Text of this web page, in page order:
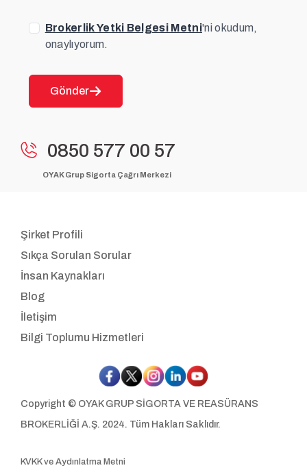
Brokerlik Yetki Belgesi Metni'ni okudum,
onaylıyorum.
Gönder
0850 577 00 57
OYAK Grup Sigorta Çağrı Merkezi
Şirket Profili
Sıkça Sorulan Sorular
İnsan Kaynakları
Blog
İletişim
Bilgi Toplumu Hizmetleri
Copyright © OYAK GRUP SİGORTA VE REASÜRANS
BROKERLİĞİ A.Ş. 2024. Tüm Hakları Saklıdır.
KVKK ve Aydınlatma Metni